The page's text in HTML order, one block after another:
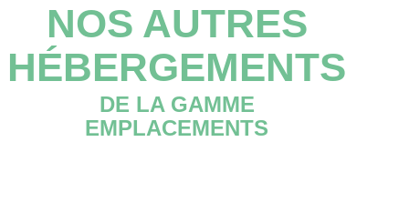
NOS AUTRES
HÉBERGEMENTS
DE LA GAMME
EMPLACEMENTS